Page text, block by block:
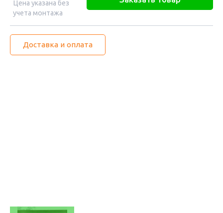
Цена указана без
учета монтажа
Доставка и оплата